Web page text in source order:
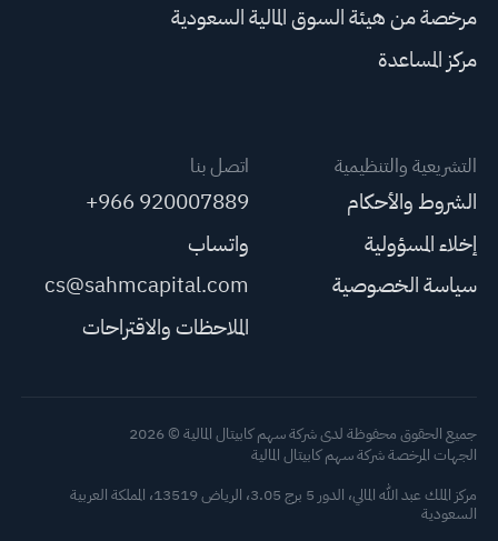
مرخصة من هيئة السوق المالية السعودية
مركز المساعدة
التشريعية والتنظيمية
الشروط والأحكام
إخلاء المسؤولية
سياسة الخصوصية
اتصل بنا
+966 920007889
واتساب
cs@sahmcapital.com
الملاحظات والاقتراحات
جميع الحقوق محفوظة لدى شركة سهم كابيتال المالية © 2026
الجهات المرخصة شركة سهم كابيتال المالية
مركز الملك عبد الله المالي، الدور 5 برج 3.05، الرياض 13519، المملكة العربية
السعودية